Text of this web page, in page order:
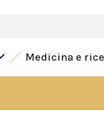
Medicina e